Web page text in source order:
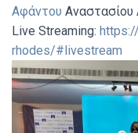
Αφάντου Αναστασίου
Live Streaming:
rhodes/#livestream